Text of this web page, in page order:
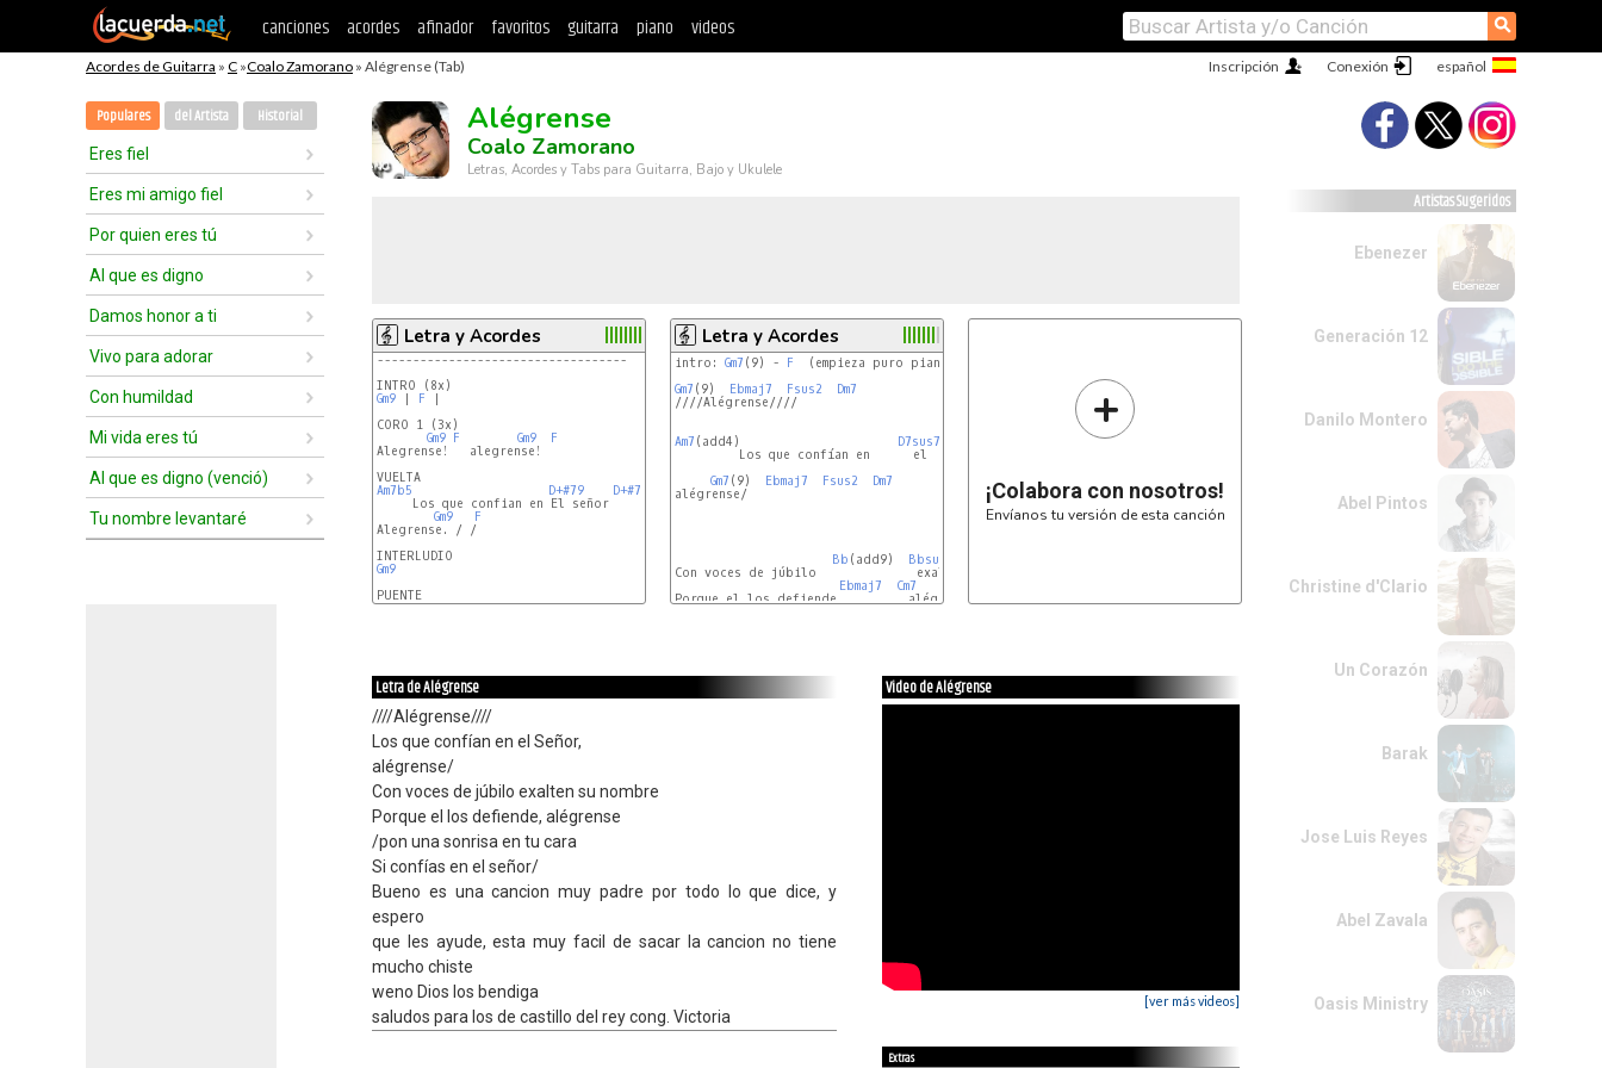
canciones acordes afinador favoritos guitarra piano videos ⚲
Acordes de Guitarra » C »Coalo Zamorano » Alégrense (Tab) Conexión
Inscripción
Populares del Artista Historial
Eres fiel
Eres mi amigo fiel
Por quien eres tú
Al que es digno
Damos honor a ti
Vivo para adorar
Con humildad
Mi vida eres tú
Al que es digno (venció)
Tu nombre levantaré
Alégrense
Coalo Zamorano
Letras, Acordes y Tabs para Guitarra, Bajo y Ukulele
Letra y Acordes
-----------------------------------
Gm9 | F |
CORO 1 (3x)
Gm9 F Gm9
F
Alegrense!   alegrense!
Am7b5
D+#79
D+#79
     Los que confian en El señor
Gm9
F
Alegrense. / /
Gm9
PUENTE
Bb
Bb6sus4
Letra y Acordes
intro: Gm7 (9) - F
  (empieza puro piano con el ritmo de la cancion)
Gm7 (9) Ebmaj7 Fsus2
Dm7
////Alégrense////
Am7 (add4) D7sus7
         Los que confían en      el      Señor,
Gm7 (9) Ebmaj7 Fsus2
Dm7
alégrense/
Bb (add9) Bbsus4
Con voces de júbilo              exalten su nombre
Ebmaj7
Cm7
Porque el los defiende,         alégrense
+
¡Colabora con nosotros!
Envíanos tu versión de esta canción
Letra de Alégrense
////Alégrense////
Los que confían en el Señor,
alégrense/
Con voces de júbilo exalten su nombre
Porque el los defiende, alégrense
/pon una sonrisa en tu cara
Si confías en el señor/
Bueno es una cancion muy padre por todo lo que dice, y
espero
que les ayude, esta muy facil de sacar la cancion no tiene
mucho chiste
weno Dios los bendiga
saludos para los de castillo del rey cong. Victoria
Video de Alégrense
[ver más videos]
Extras
Artistas Sugeridos
Ebenezer
Generación 12
Danilo Montero
Abel Pintos
Christine d'Clario
Un Corazón
Barak
Jose Luis Reyes
Abel Zavala
Oasis Ministry